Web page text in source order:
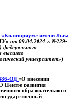
«Кванториум» имени Льва
от 09.04.2024 г. №229-
высшего
университет»)
ОД «О внесении
Центре развития
образовательного